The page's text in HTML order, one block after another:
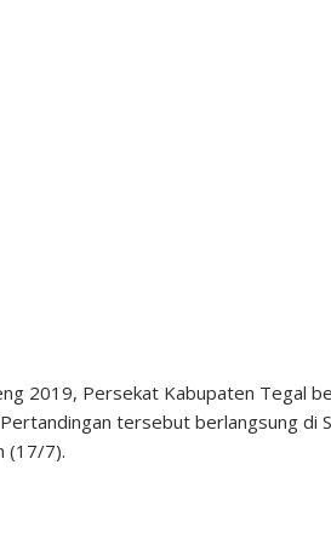
2019, Persekat Kabupaten Tegal
tersebut berlangsung di
(17/7).